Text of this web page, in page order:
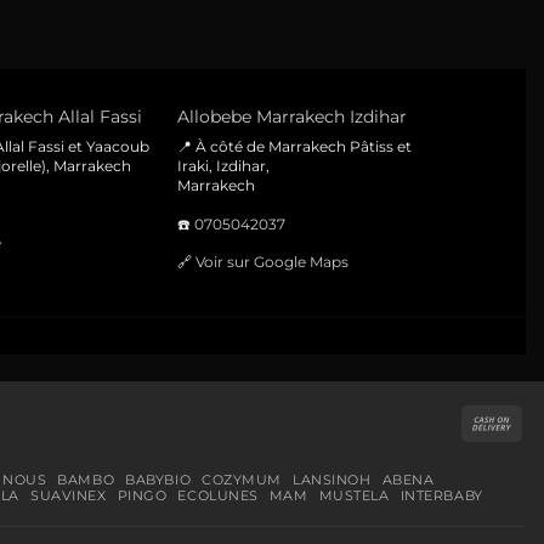
Allal Fassi
Fassi et Yaacoub
Marrakech
Allobebe Marrakech Izdihar
📍 À côté de Marrakech Pâtiss et
Iraki, Izdihar,
Marrakech
☎️ 0705042037
🔗 Voir sur Google Maps
BAMBO BABYBIO COZYMUM LANSINOH
ABENA
SUAVINEX PINGO ECOLUNES MAM MUSTELA
INTERBABY